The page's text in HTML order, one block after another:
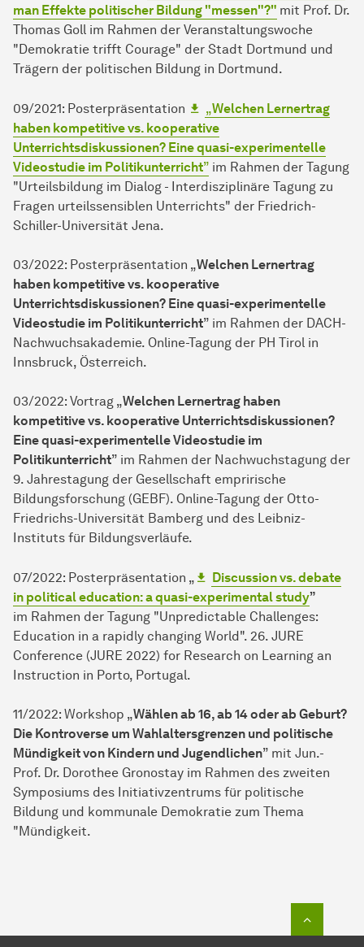
man Effekte politischer Bil­dung "messen"?" mit Prof. Dr.
Thomas Goll im Rahmen der Veranstaltungswoche
"Demokratie trifft Courage" der Stadt Dortmund und
Trägern der politischen Bildung in Dortmund.
09/2021: Posterpräsentation „Welchen Lernertrag
haben kompetitive vs. kooperative
Unterrichtsdiskussionen? Eine quasi-experimentelle
Videostudie im Politikunterricht” im Rahmen der Tagung
"Urteilsbildung im Dialog - Interdisziplinäre Tagung zu
Fragen urteilssensiblen Unterrichts" der Friedrich-
Schiller-Universität Jena.
03/2022: Posterpräsentation „Welchen Lernertrag
haben kompetitive vs. kooperative
Unterrichtsdiskussionen? Eine quasi-experimentelle
Videostudie im Politikunterricht” im Rah­men der DACH-
Nachwuchsakademie. Online-Tagung der PH Tirol in
Innsbruck, Österreich.
03/2022: Vortrag „Welchen Lernertrag haben
kompetitive vs. kooperative Unterrichtsdiskussionen?
Eine quasi-experimentelle Videostudie im
Politikunterricht” im Rah­men der Nachwuchstagung der
9. Jahrestagung der Ge­sell­schaft emprirische
Bildungsforschung (GEBF). Online-Tagung der Otto-
Friedrichs-Uni­ver­si­tät Bamberg und des Leibniz-
Instituts für Bildungsverläufe.
07/2022: Posterpräsentation „
Discussion vs. debate
in political education: a quasi-experimental study”
im Rah­men der Tagung "Unpredictable Challenges:
Education in a rapidly changing World". 26. JURE
Conference (JURE 2022) for Research on Learning an
Instruction in Porto, Portugal.
11/2022: Workshop „Wählen ab 16, ab 14 oder ab Geburt?
Die Kontroverse um Wahlaltersgrenzen und politische
Mündigkeit von Kindern und Jugendlichen” mit Jun.-
Prof. Dr. Dorothee Gronostay im Rah­men des zweiten
Symposiums des Initiativzentrums für politische
Bildung und kommunale Demokratie zum Thema
"Mündigkeit.